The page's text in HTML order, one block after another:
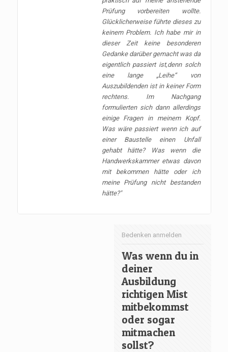
Prüfung vorbereiten wollte.
Glücklicherweise führte dieses zu
keinem Problem. Ich habe mir in
dieser Zeit keine besonderen
Gedanke darüber gemacht was da
eigentlich passiert ist,denn solch
eine lange „Leihe“ von
Auszubildenden ist in keiner Form
rechtens. Im Nachgang
formulierten sich dann allerdings
einige Fragen in meinem Kopf.
Was wäre passiert wenn ich auf
einer Baustelle einen Unfall
gehabt hätte? Was wenn die
Handwerkskammer etwas davon
mit bekommen hätte oder ich
meine Prüfung nicht bestanden
hätte?"
Bedenken anmelden
Was wenn du in
deiner
Ausbildung
richtigen Mist
mitbekommst
oder sogar
mitmachen
sollst?